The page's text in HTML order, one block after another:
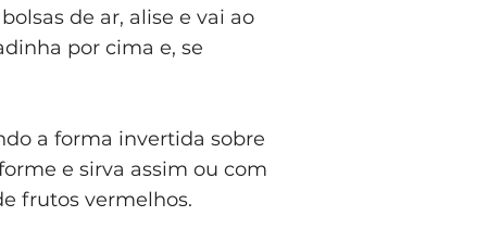
de ar, alise e vai ao
por cima e, se
a forma invertida sobre
e sirva assim ou com
frutos vermelhos.